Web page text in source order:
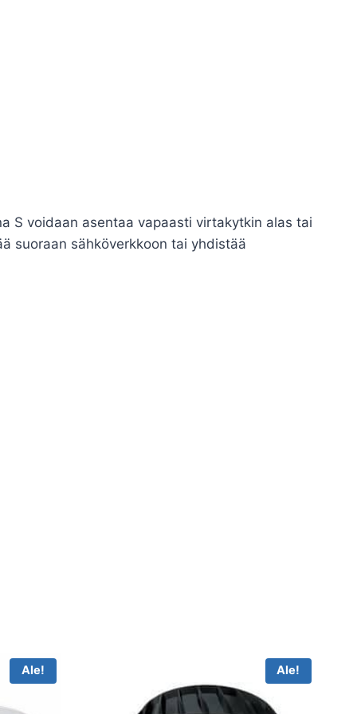
S voidaan asentaa vapaasti virtakytkin alas tai
suoraan sähköverkkoon tai yhdistää
Ale! Ale!